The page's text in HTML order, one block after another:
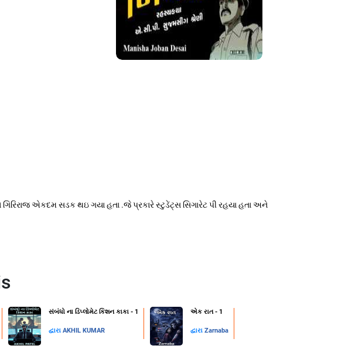
એકદમ સડક થઇ ગયા હતા .જે પ્રકારે સ્ટુડેંટ્સ સિગારેટ પી રહયા હતા અને
સંબંધો ના ડિપ્લોમેટ કિશન કાકા - 1
દ્વારા AKHIL KUMAR
એક રાત - 1
દ્વારા Zarnaba